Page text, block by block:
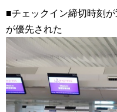
■チェックイン締切時刻
が優先された